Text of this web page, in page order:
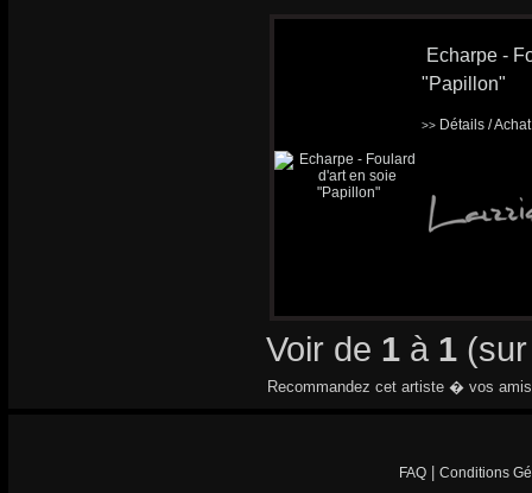
Echarpe -
"Papillon"
>> Détails /
Voir de 1 à 1
Recommandez cet artiste � vos
FAQ Conditions